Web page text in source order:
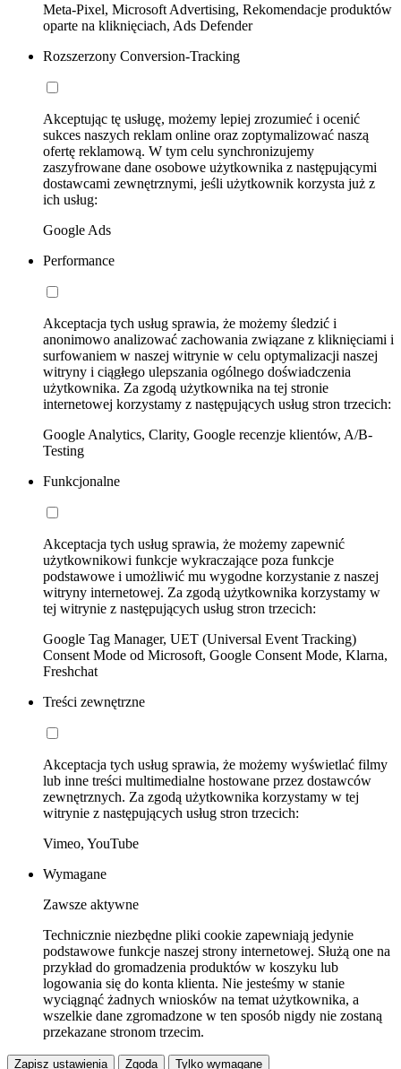
Meta-Pixel, Microsoft Advertising, Rekomendacje produktów
oparte na kliknięciach, Ads Defender
Rozszerzony Conversion-Tracking
Akceptując tę usługę, możemy lepiej zrozumieć i ocenić
sukces naszych reklam online oraz zoptymalizować naszą
ofertę reklamową. W tym celu synchronizujemy
zaszyfrowane dane osobowe użytkownika z następującymi
dostawcami zewnętrznymi, jeśli użytkownik korzysta już z
ich usług:
Google Ads
Performance
Akceptacja tych usług sprawia, że możemy śledzić i
anonimowo analizować zachowania związane z kliknięciami i
surfowaniem w naszej witrynie w celu optymalizacji naszej
witryny i ciągłego ulepszania ogólnego doświadczenia
użytkownika. Za zgodą użytkownika na tej stronie
internetowej korzystamy z następujących usług stron trzecich:
Google Analytics, Clarity, Google recenzje klientów, A/B-
Testing
Funkcjonalne
Akceptacja tych usług sprawia, że możemy zapewnić
użytkownikowi funkcje wykraczające poza funkcje
podstawowe i umożliwić mu wygodne korzystanie z naszej
witryny internetowej. Za zgodą użytkownika korzystamy w
tej witrynie z następujących usług stron trzecich:
Google Tag Manager, UET (Universal Event Tracking)
Consent Mode od Microsoft, Google Consent Mode, Klarna,
Freshchat
Treści zewnętrzne
Akceptacja tych usług sprawia, że możemy wyświetlać filmy
lub inne treści multimedialne hostowane przez dostawców
zewnętrznych. Za zgodą użytkownika korzystamy w tej
witrynie z następujących usług stron trzecich:
Vimeo, YouTube
Wymagane
Zawsze aktywne
Technicznie niezbędne pliki cookie zapewniają jedynie
podstawowe funkcje naszej strony internetowej. Służą one na
przykład do gromadzenia produktów w koszyku lub
logowania się do konta klienta. Nie jesteśmy w stanie
wyciągnąć żadnych wniosków na temat użytkownika, a
wszelkie dane zgromadzone w ten sposób nigdy nie zostaną
przekazane stronom trzecim.
Zapisz ustawienia Zgoda Tylko wymagane